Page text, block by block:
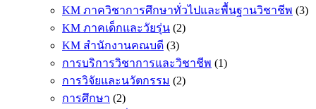
KM ภาควิชาการศึกษาทั่วไปและพื้นฐานวิชาชีพ (3)
KM ภาคเด็กและวัยรุ่น (2)
KM สำนักงานคณบดี (3)
การบริการวิชาการและวิชาชีพ (1)
การวิจัยและนวัตกรรม (2)
การศึกษา (2)